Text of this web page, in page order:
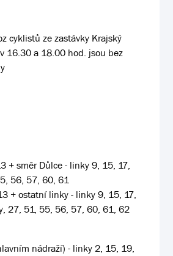
cyklistů ze zastávky Krajský
16.30 a 18.00 hod. jsou bez
+ směr Důlce - linky 9, 15, 17,
56, 57, 60, 61
+ ostatní linky - linky 9, 15, 17,
27, 51, 55, 56, 57, 60, 61, 62
nádraží) - linky 2, 15, 19,